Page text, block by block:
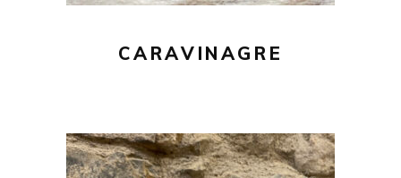
CARAVINAGRE